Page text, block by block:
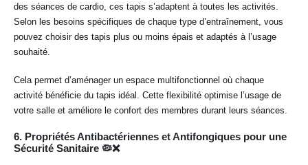
des séances de cardio, ces tapis s’adaptent à toutes les activités.
Selon les besoins spécifiques de chaque type d’entraînement, vous
pouvez choisir des tapis plus ou moins épais et adaptés à l’usage
souhaité.
Cela permet d’aménager un espace multifonctionnel où chaque
activité bénéficie du tapis idéal. Cette flexibilité optimise l’usage de
votre salle et améliore le confort des membres durant leurs séances.
6. Propriétés Antibactériennes et Antifongiques pour une
Sécurité Sanitaire 🦠❌